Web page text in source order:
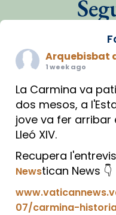
Arquebisbat
1 week ago
La Carmina va
dos mesos, a
jove va fer arribar
Lleó XIV.
Recupera
Newstican News 👇
07/carmina-